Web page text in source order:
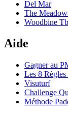
Del Mar
The
Woodbine Tb
Aide
Gagner au
Les 8
Visuturf
Challenge
Méthode